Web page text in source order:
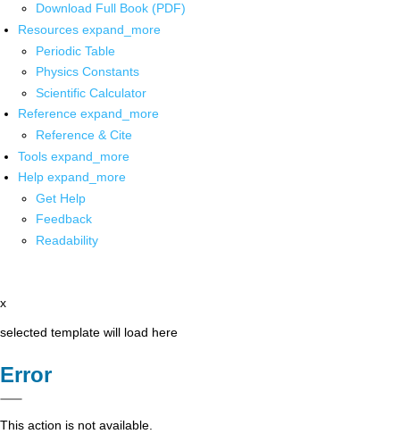
Download Full Book (PDF)
Resources expand_more
Periodic Table
Physics Constants
Scientific Calculator
Reference expand_more
Reference & Cite
Tools expand_more
Help expand_more
Get Help
Feedback
Readability
x
selected template will load here
Error
This action is not available.